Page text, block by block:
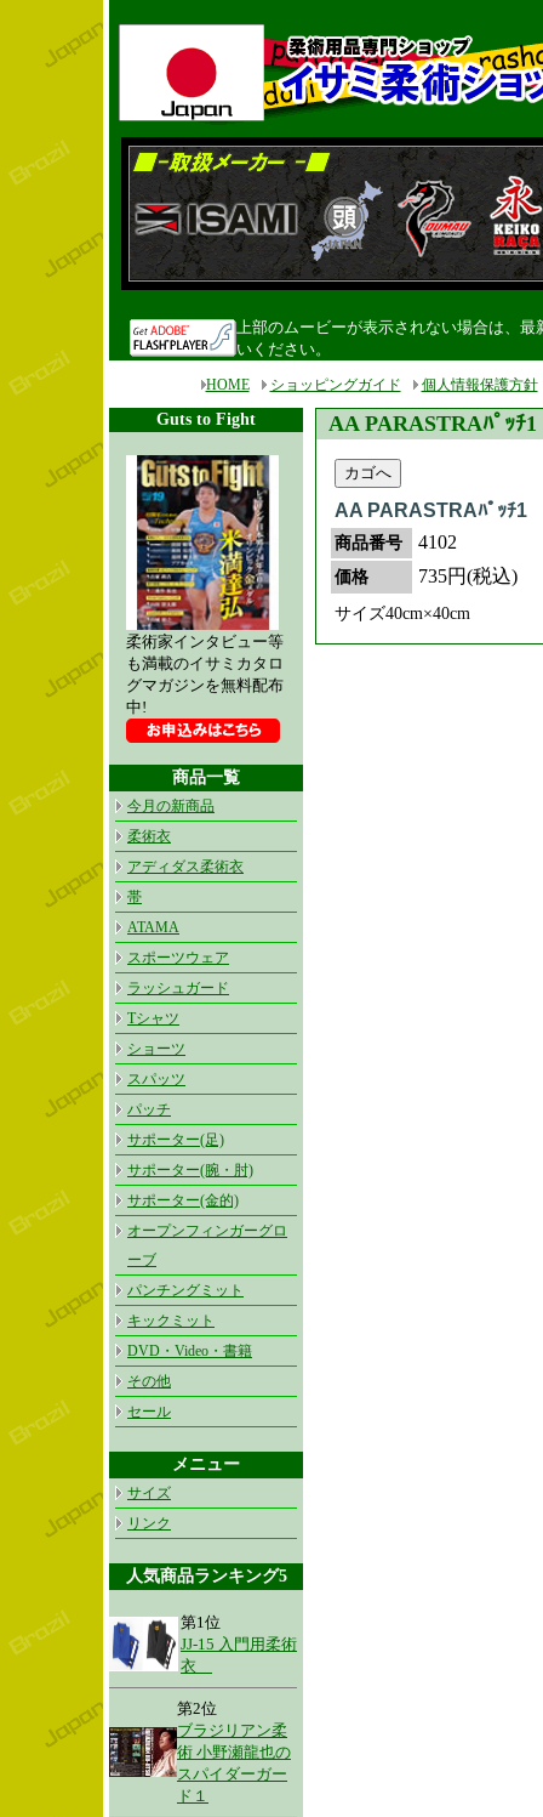
上部のムービーが表示されない場合は、最
いください。
HOME ショッピングガイド 個人情報保護方針
Guts to Fight
柔術家インタビュー等
も満載のイサミカタロ
グマガジンを無料配布
中!
商品一覧
今月の新商品
柔術衣
アディダス柔術衣
帯
ATAMA
スポーツウェア
ラッシュガード
Tシャツ
ショーツ
スパッツ
パッチ
サポーター(足)
サポーター(腕・肘)
サポーター(金的)
オープンフィンガーグロ
ーブ
パンチングミット
キックミット
DVD・Video・書籍
その他
セール
メニュー
サイズ
リンク
人気商品ランキング5
第1位
JJ-15 入門用柔術
衣
第2位
ブラジリアン柔
術 小野瀬龍也の
スパイダーガー
ド１
AA PARASTRAﾊﾟｯﾁ1
AA PARASTRAﾊﾟｯﾁ1
商品番号 4102
価格 735円(税込)
サイズ40cm×40cm